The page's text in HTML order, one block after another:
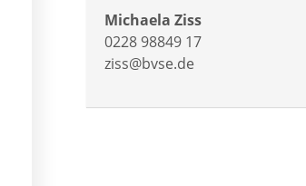
Michaela Ziss
0228 98849 17
ziss@bvse.de